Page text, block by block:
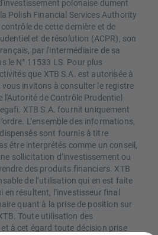
polonaise dument
Polish Financial Services Authority
de cette dernière et de
et de résolution (ACPR), son
par l'intermédiaire de sa
le N° 11533 LS. Pour plus
que XTB S.A. est autorisée à
vous invitons à consulter le registre
l'Autorité de Contrôle Prudentiel
XTB S.A. fournit uniquement
L’ensemble des informations,
sont fournis à titre
être interprétés comme un conseil,
sollicitation d’investissement ou
des produits financiers. XTB
de l’utilisation qui en est faite
en résultent, l’investisseur final
quant à la prise de position sur
Toute utilisation des
à cet égard toute décision prise